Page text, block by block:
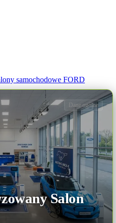
samochodowe FORD
Salon
Dane ogólne